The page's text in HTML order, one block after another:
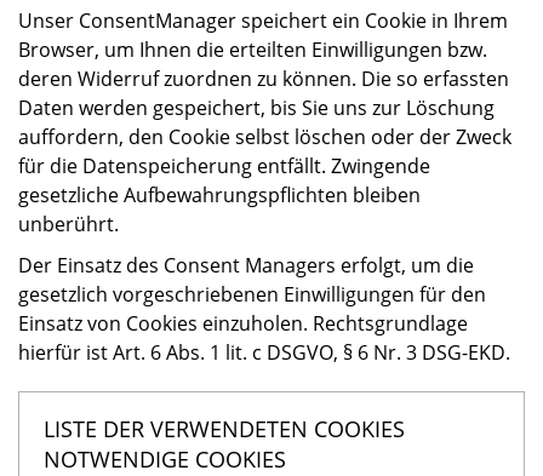
Unser ConsentManager speichert ein Cookie in Ihrem
Browser, um Ihnen die erteilten Einwilligungen bzw.
deren Widerruf zuordnen zu können. Die so erfassten
Daten werden gespeichert, bis Sie uns zur Löschung
auffordern, den Cookie selbst löschen oder der Zweck
für die Datenspeicherung entfällt. Zwingende
gesetzliche Aufbewahrungspflichten bleiben
unberührt.
Der Einsatz des Consent Managers erfolgt, um die
gesetzlich vorgeschriebenen Einwilligungen für den
Einsatz von Cookies einzuholen. Rechtsgrundlage
hierfür ist Art. 6 Abs. 1 lit. c DSGVO, § 6 Nr. 3 DSG-EKD.
LISTE DER VERWENDETEN COOKIES
NOTWENDIGE COOKIES